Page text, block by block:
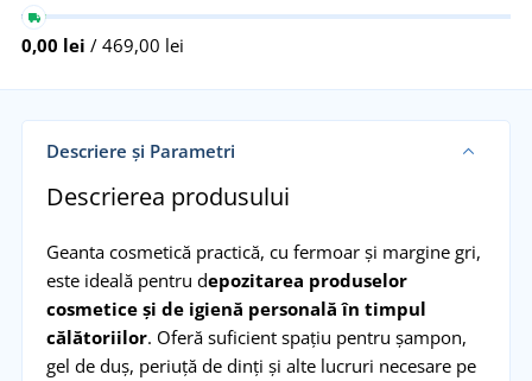
0,00 lei / 469,00 lei
Descriere și Parametri
Descrierea produsului
Geanta cosmetică practică, cu fermoar și margine gri,
este ideală pentru depozitarea produselor
cosmetice și de igienă personală în timpul
călătoriilor. Oferă suficient spațiu pentru șampon,
gel de duș, periuță de dinți și alte lucruri necesare pe